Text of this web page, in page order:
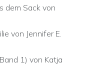
dem Sack von
von Jennifer E.
1) von Katja